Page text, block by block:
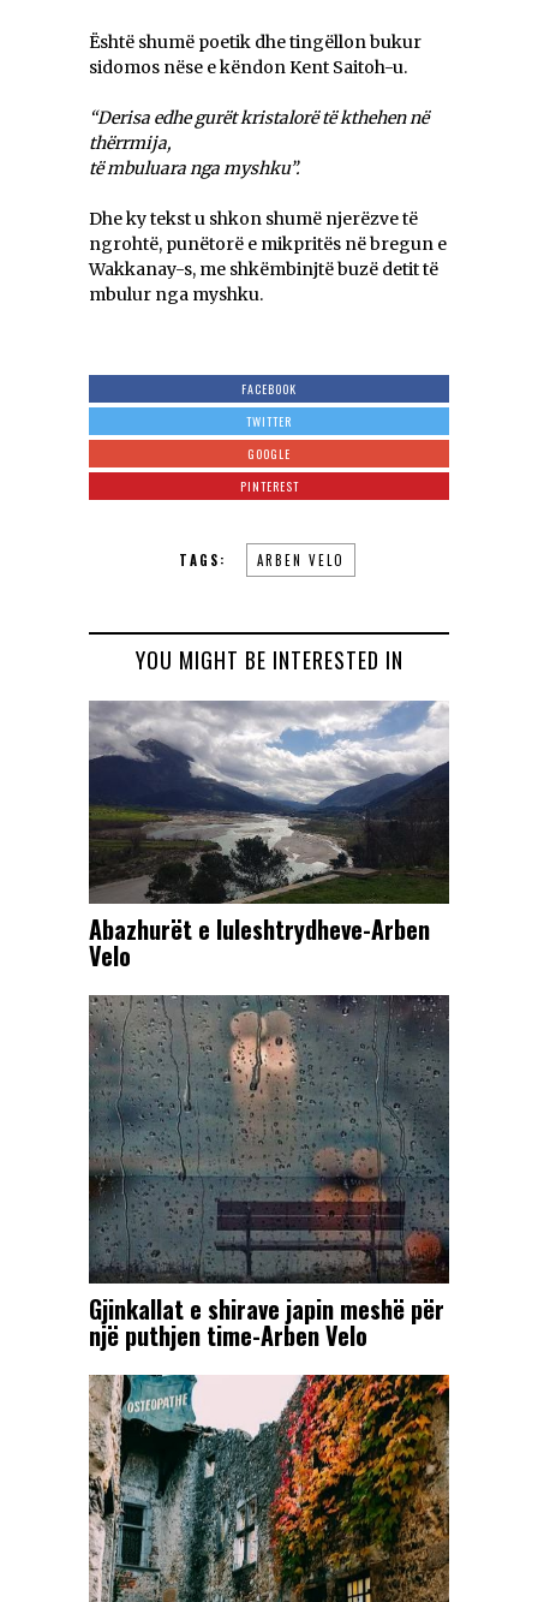
Është shumë poetik dhe tingëllon bukur
sidomos nëse e këndon Kent Saitoh-u.
“Derisa edhe gurët kristalorë të kthehen në
thërrmija,
të mbuluara nga myshku”.
Dhe ky tekst u shkon shumë njerëzve të
ngrohtë, punëtorë e mikpritës në bregun e
Wakkanay-s, me shkëmbinjtë buzë detit të
mbulur nga myshku.
FACEBOOK
TWITTER
GOOGLE
PINTEREST
TAGS: ARBEN VELO
YOU MIGHT BE INTERESTED IN
Abazhurët e luleshtrydheve-Arben
Velo
Gjinkallat e shirave japin meshë për
një puthjen time-Arben Velo